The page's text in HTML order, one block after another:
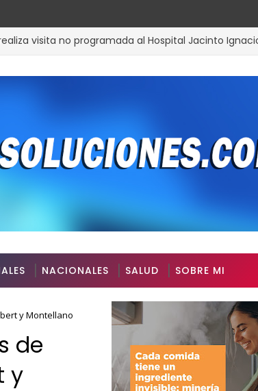
no programada al Hospital Jacinto Ignacio Mañón
NACIONALES SALUD SOBRE MI
y Montellano
de
y